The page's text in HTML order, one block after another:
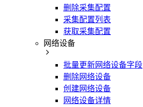
删除采集配置
采集配置列表
获取采集配置
网络设备
批量更新网络设备字段
删除网络设备
创建网络设备
网络设备详情